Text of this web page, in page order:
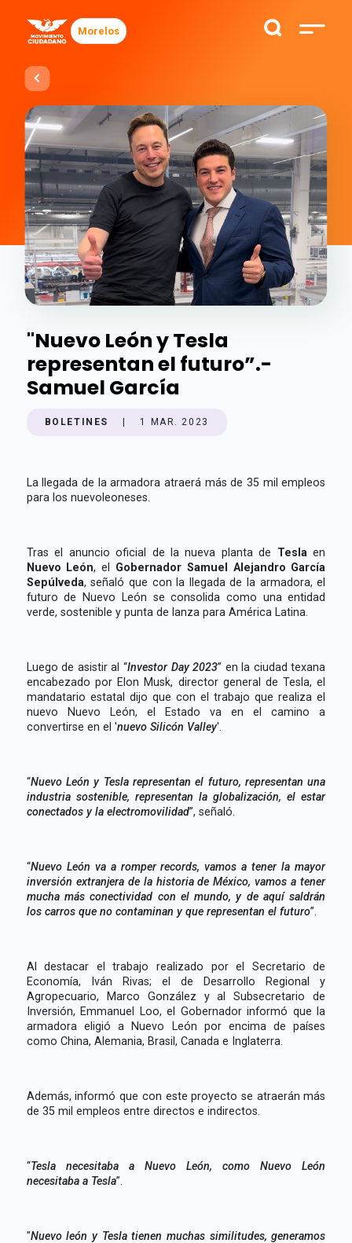
Morelos
"Nuevo León y Tesla
representan el futuro”.-
Samuel García
BOLETINES 1 MAR. 2023
La llegada de la armadora atraerá más de 35 mil empleos
para los nuevoleoneses.
Tras el anuncio oficial de la nueva planta de Teslaen
Nuevo León, el Gobernador Samuel Alejandro García
Sepúlveda, señaló que con la llegada de la armadora, el
futuro de Nuevo León se consolida como una entidad
verde, sostenible y punta de lanza para América Latina.
Luego de asistir al “Investor Day 2023” en la ciudad texana
encabezado por Elon Musk, director general de Tesla, el
mandatario estatal dijo que con el trabajo que realiza el
nuevo Nuevo León, el Estado va en el camino a
convertirse en el 'nuevo Silicón Valley'.
“Nuevo León y Tesla representan el futuro, representan una
industria sostenible, representan la globalización, el estar
conectados y la electromovilidad”, señaló.
“Nuevo León va a romper records, vamos a tener la mayor
inversión extranjera de la historia de México, vamos a tener
mucha más conectividad con el mundo, y de aquí saldrán
los carros que no contaminan y que representan el futuro”.
Al destacar el trabajo realizado por el Secretario de
Economía, Iván Rivas; el de Desarrollo Regional y
Agropecuario, Marco González y al Subsecretario de
Inversión, Emmanuel Loo, el Gobernador informó que la
armadora eligió a Nuevo León por encima de países
como China, Alemania, Brasil, Canada e Inglaterra.
Además, informó que con este proyecto se atraerán más
de 35 mil empleos entre directos e indirectos.
“Tesla necesitaba a Nuevo León, como Nuevo León
necesitaba a Tesla”.
"Nuevo león y Tesla tienen muchas similitudes, generamos